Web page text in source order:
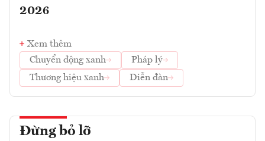
2026
Xem thêm
Chuyển động xanh
Pháp lý
Thương hiệu xanh
Diễn đàn
Đừng bỏ lỡ